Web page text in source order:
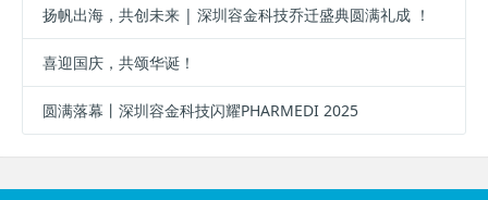
扬帆出海，共创未来 | 深圳容金科技乔迁盛典圆满礼成 ！
喜迎国庆，共颂华诞！
圆满落幕丨深圳容金科技闪耀PHARMEDI 2025